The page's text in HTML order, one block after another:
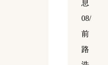
息
08/
前
路